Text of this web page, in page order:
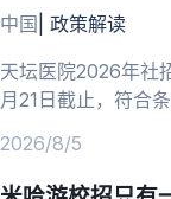
中国 政策解读
天坛医院2026年社
月21日截止，符合
2026/8/5